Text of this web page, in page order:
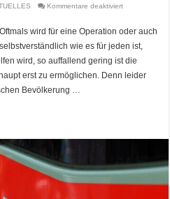
Kommentare deaktiviertfür
ich
Blut
spenden?
wird für eine Operation oder auch
wie es für jeden ist,
wird, so auffallend gering ist die
erst zu ermöglichen. Denn leider
Bevölkerung …